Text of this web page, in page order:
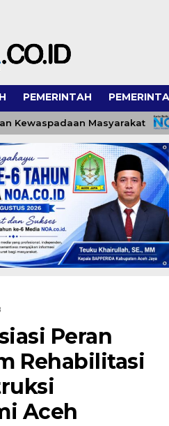
PEMERINTAH
Masyarakat
Peran
Rehabilitasi
Aceh